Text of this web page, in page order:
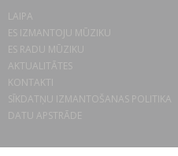
LAIPA
ES IZMANTOJU MŪZIKU
ES RADU MŪZIKU
AKTUALITĀTES
KONTAKTI
SĪKDATŅU IZMANTOŠANAS POLITIKA
DATU APSTRĀDE